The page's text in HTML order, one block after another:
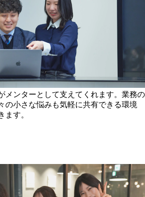
メンターとして支えてくれます。業務の
の小さな悩みも気軽に共有できる環境
ます。